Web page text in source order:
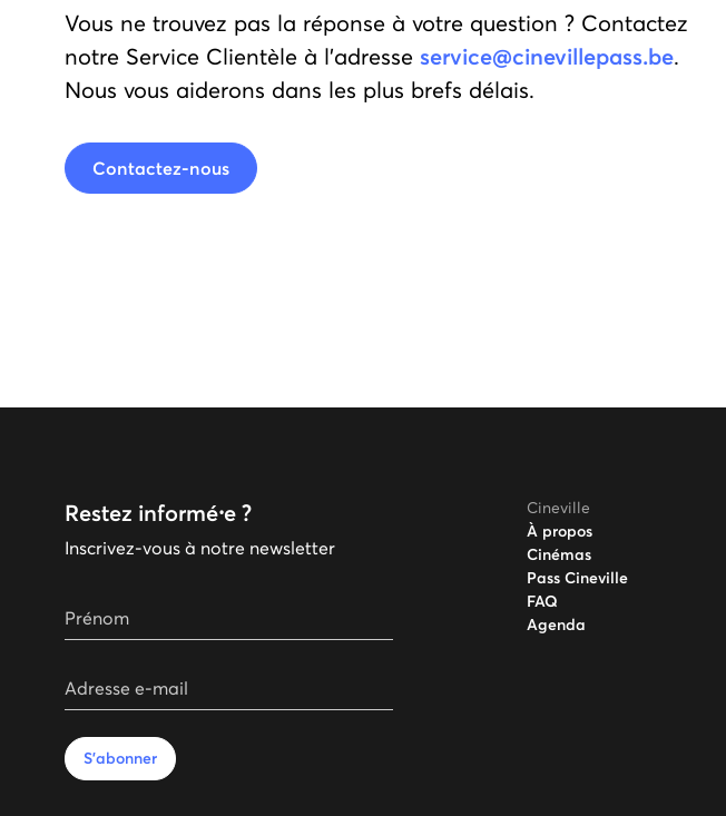
Vous ne trouvez pas la réponse à votre question ? Contactez
notre Service Clientèle à l'adresse service@cinevillepass.be.
Nous vous aiderons dans les plus brefs délais.
Contactez-nous
Restez informé⸱e ?
Inscrivez-vous à notre newsletter
Prénom
Adresse e-mail
S'abonner
Cineville
À propos
Cinémas
Pass Cineville
FAQ
Agenda